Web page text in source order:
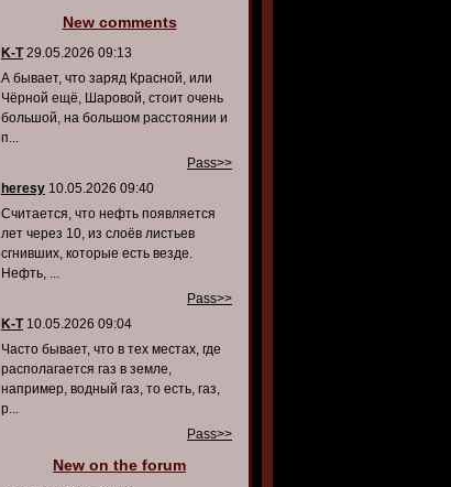
New comments
K-T29.05.2026 09:13
А бывает, что заряд Красной, или
Чёрной ещё, Шаровой, стоит очень
большой, на большом расстоянии и
п...
Pass>>
heresy 10.05.2026 09:40
Считается, что нефть появляется
лет через 10, из слоёв листьев
сгнивших, которые есть везде.
Нефть, ...
Pass>>
K-T10.05.2026 09:04
Часто бывает, что в тех местах, где
располагается газ в земле,
например, водный газ, то есть, газ,
р...
Pass>>
New on the forum